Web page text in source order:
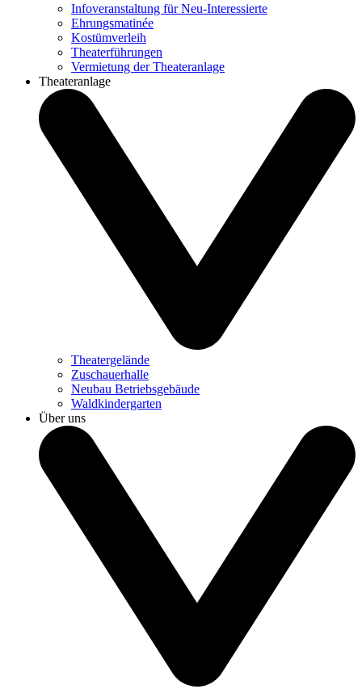
Infoveranstaltung für Neu-Interessierte
Ehrungsmatinée
Kostümverleih
Theaterführungen
Vermietung der Theateranlage
Theateranlage
Theatergelände
Zuschauerhalle
Neubau Betriebsgebäude
Waldkindergarten
Über uns